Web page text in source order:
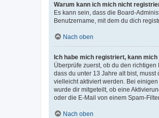
Warum kann ich mich nicht
Es kann sein, dass die Board-
Benutzername, mit dem du dich
Nach oben
Ich habe mich registriert, kann
Überprüfe zuerst, ob du den
dass du unter 13 Jahre alt bist,
vielleicht aktiviert werden. Bei
wurde dir mitgeteilt, ob eine
oder die E-Mail von einem Spam-
Nach oben